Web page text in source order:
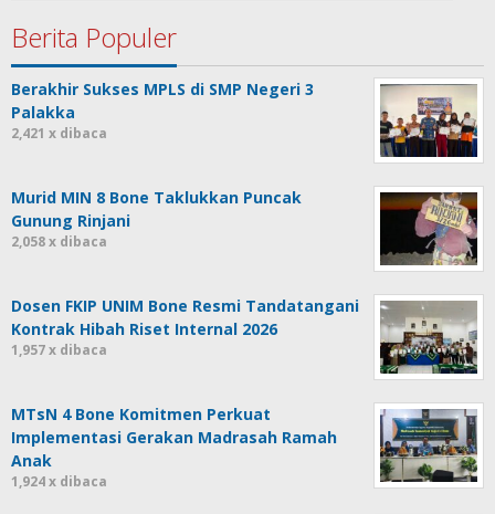
Berita Populer
Berakhir Sukses MPLS di SMP Negeri 3
Palakka
2,421 x dibaca
Murid MIN 8 Bone Taklukkan Puncak
Gunung Rinjani
2,058 x dibaca
Dosen FKIP UNIM Bone Resmi Tandatangani
Kontrak Hibah Riset Internal 2026
1,957 x dibaca
MTsN 4 Bone Komitmen Perkuat
Implementasi Gerakan Madrasah Ramah
Anak
1,924 x dibaca